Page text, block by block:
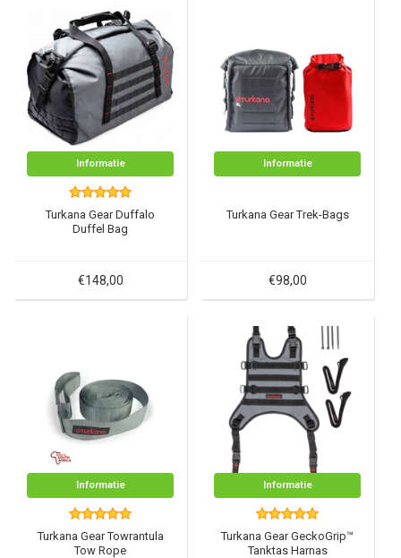
Informatie
Turkana Gear Duffalo
Duffel Bag
€148,00
Informatie
Turkana Gear Trek-Bags
€98,00
Informatie
Turkana Gear Towrantula
Tow Rope
Informatie
Turkana Gear GeckoGrip™
Tanktas Harnas